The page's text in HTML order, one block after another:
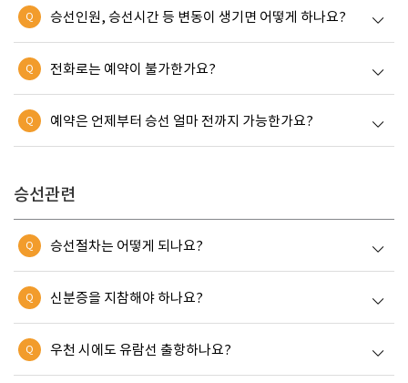
Q 승선인원, 승선시간 등 변동이 생기면 어떻게 하나요?
Q 전화로는 예약이 불가한가요?
Q 예약은 언제부터 승선 얼마 전까지 가능한가요?
승선관련
Q 승선절차는 어떻게 되나요?
Q 신분증을 지참해야 하나요?
Q 우천 시에도 유람선 출항하나요?